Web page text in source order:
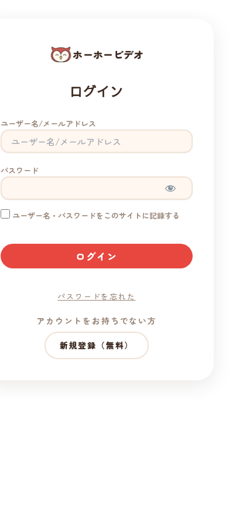
ホーホービデオ
ログイン
ユーザー名/メールアドレス
パスワード
ユーザー名・パスワードをこのサイトに記録する
パスワードを忘れた
アカウントをお持ちでない方
新規登録（無料）